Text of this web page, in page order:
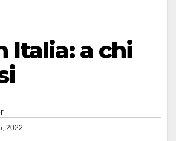
Italia: a chi
2022